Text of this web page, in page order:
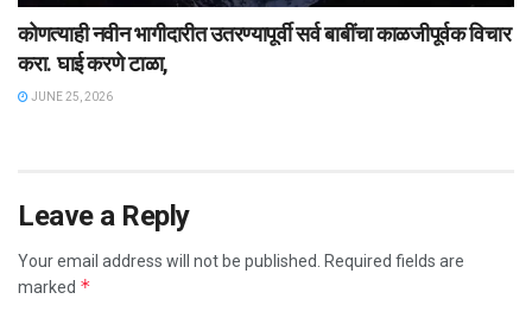
कोणत्याही नवीन भागीदारीत उतरण्यापूर्वी सर्व बाबींचा काळजीपूर्वक विचार
करा. घाई करणे टाळा,
JUNE 25, 2026
Leave a Reply
Your email address will not be published.
Required fields are
marked *